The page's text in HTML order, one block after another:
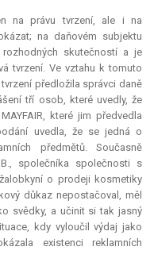
na právu tvrzení, ale i na
na daňovém subjektu
skutečností a je
tvrzení. Ve vztahu k tomuto
předložila správci daně
tří osob, které uvedly, že
které jim předvedla
uvedla, že se jedná o
předmětů. Současně
společníka společnosti s
o prodeji kosmetiky
důkaz nepostačoval, měl
svědky, a učinit si tak jasný
kdy vyloučil výdaj jako
existenci reklamních